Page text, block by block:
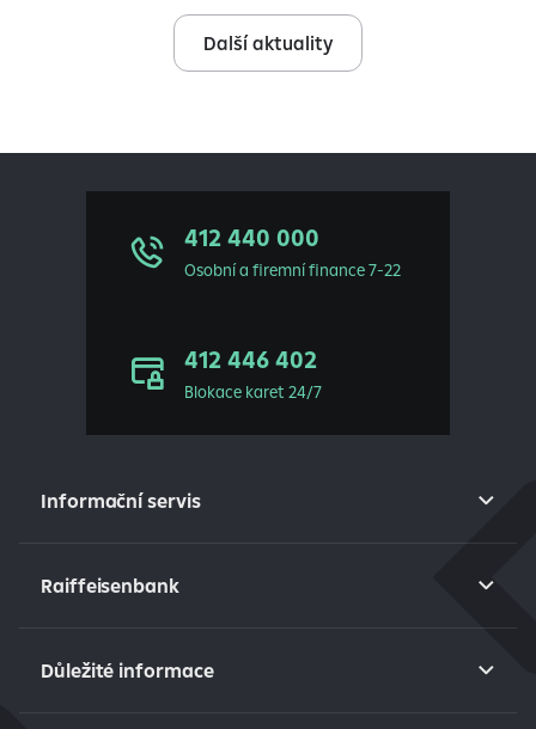
Další aktuality
412 440 000
Osobní a firemní finance 7-22
412 446 402
Blokace karet 24/7
Informační servis
Raiffeisenbank
Důležité informace